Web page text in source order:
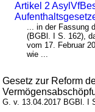
Artikel 2
... in der Fassung
(BGBl. I S. 162),
vom 17. Februar
wie ...
Gesetz zur Reform
G. v. 13.04.2017 BGBl. I